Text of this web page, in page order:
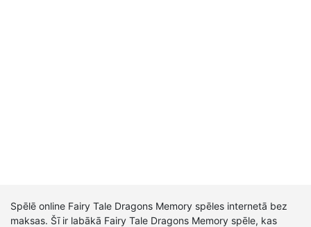
Spēlē online Fairy Tale Dragons Memory spēles internetā bez
maksas. Šī ir labākā Fairy Tale Dragons Memory spēle, kas